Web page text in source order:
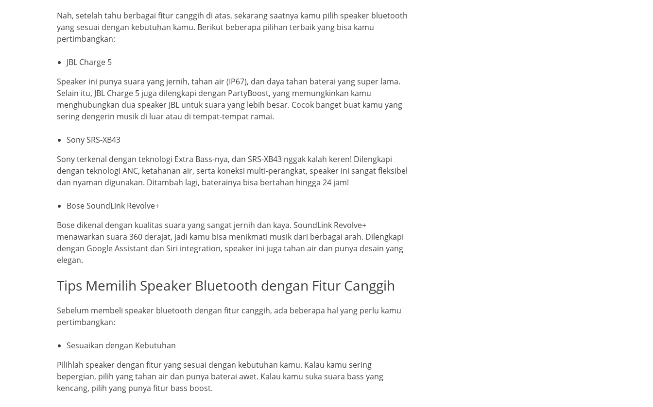
Nah, setelah tahu berbagai fitur canggih di atas, sekarang saatnya kamu pilih speaker bluetooth
yang sesuai dengan kebutuhan kamu. Berikut beberapa pilihan terbaik yang bisa kamu
pertimbangkan:
JBL Charge 5
Speaker ini punya suara yang jernih, tahan air (IP67), dan daya tahan baterai yang super lama.
Selain itu, JBL Charge 5 juga dilengkapi dengan PartyBoost, yang memungkinkan kamu
menghubungkan dua speaker JBL untuk suara yang lebih besar. Cocok banget buat kamu yang
sering dengerin musik di luar atau di tempat-tempat ramai.
Sony SRS-XB43
Sony terkenal dengan teknologi Extra Bass-nya, dan SRS-XB43 nggak kalah keren! Dilengkapi
dengan teknologi ANC, ketahanan air, serta koneksi multi-perangkat, speaker ini sangat fleksibel
dan nyaman digunakan. Ditambah lagi, baterainya bisa bertahan hingga 24 jam!
Bose SoundLink Revolve+
Bose dikenal dengan kualitas suara yang sangat jernih dan kaya. SoundLink Revolve+
menawarkan suara 360 derajat, jadi kamu bisa menikmati musik dari berbagai arah. Dilengkapi
dengan Google Assistant dan Siri integration, speaker ini juga tahan air dan punya desain yang
elegan.
Tips Memilih Speaker Bluetooth dengan Fitur Canggih
Sebelum membeli speaker bluetooth dengan fitur canggih, ada beberapa hal yang perlu kamu
pertimbangkan:
Sesuaikan dengan Kebutuhan
Pilihlah speaker dengan fitur yang sesuai dengan kebutuhan kamu. Kalau kamu sering
bepergian, pilih yang tahan air dan punya baterai awet. Kalau kamu suka suara bass yang
kencang, pilih yang punya fitur bass boost.